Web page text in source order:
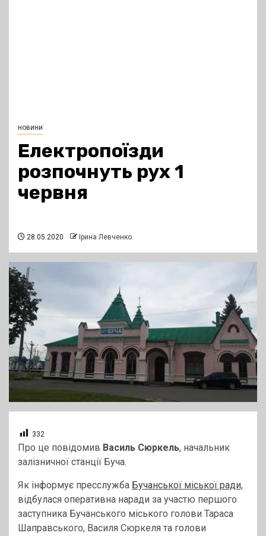
новини
Електропоїзди
розпочнуть рух 1
червня
28.05.2020 Ірина Левченко
332
Про це повідомив Василь Сюркель, начальник
залізничної станції Буча.
Як інформує пресслужба Бучанської міської ради,
відбулася оперативна наради за участю першого
заступника Бучанського міського голови Тараса
Шаправського, Василя Сюркеля та голови